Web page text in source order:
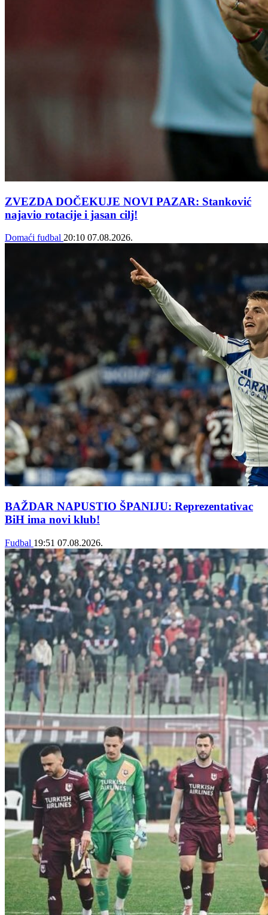
ZVEZDA DOČEKUJE NOVI PAZAR: Stanković
najavio rotacije i jasan cilj!
Domaći fudbal 20:10 07.08.2026.
BAŽDAR NAPUSTIO ŠPANIJU: Reprezentativac
BiH ima novi klub!
Fudbal 19:51 07.08.2026.